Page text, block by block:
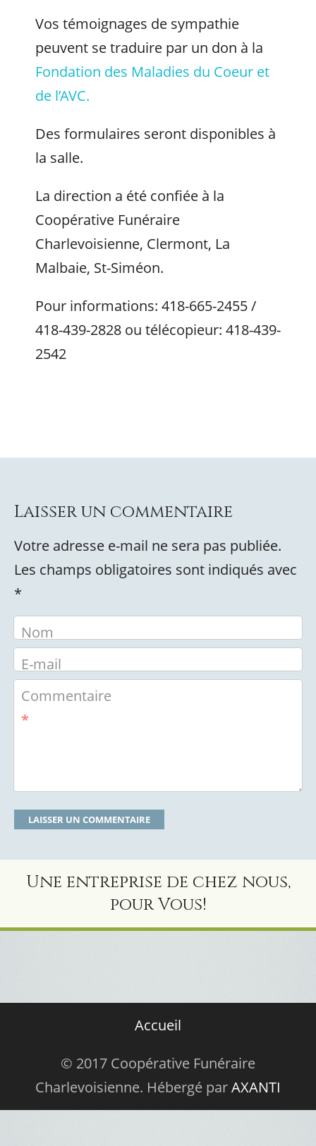
Vos témoignages de sympathie
peuvent se traduire par un don à la
Fondation des Maladies du Coeur et
de l’AVC.
Des formulaires seront disponibles à
la salle.
La direction a été confiée à la
Coopérative Funéraire
Charlevoisienne, Clermont, La
Malbaie, St-Siméon.
Pour informations: 418-665-2455 /
418-439-2828 ou télécopieur: 418-439-
2542
Laisser un commentaire
Votre adresse e-mail ne sera pas publiée.
Les champs obligatoires sont indiqués avec
*
Nom
E-mail
Commentaire
*
Une entreprise de chez nous,
pour Vous!
Accueil
© 2017 Coopérative Funéraire
Charlevoisienne. Hébergé parAXANTI